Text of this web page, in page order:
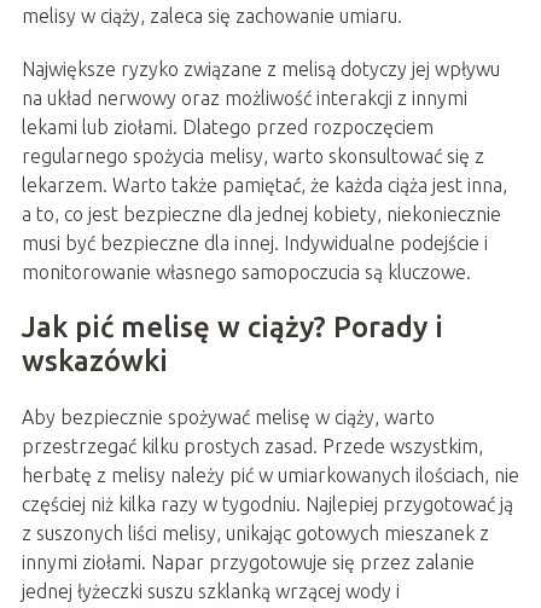
melisy w ciąży, zaleca się zachowanie umiaru.
Największe ryzyko związane z melisą dotyczy jej wpływu
na układ nerwowy oraz możliwość interakcji z innymi
lekami lub ziołami. Dlatego przed rozpoczęciem
regularnego spożycia melisy, warto skonsultować się z
lekarzem. Warto także pamiętać, że każda ciąża jest inna,
a to, co jest bezpieczne dla jednej kobiety, niekoniecznie
musi być bezpieczne dla innej. Indywidualne podejście i
monitorowanie własnego samopoczucia są kluczowe.
Jak pić melisę w ciąży? Porady i
wskazówki
Aby bezpiecznie spożywać melisę w ciąży, warto
przestrzegać kilku prostych zasad. Przede wszystkim,
herbatę z melisy należy pić w umiarkowanych ilościach, nie
częściej niż kilka razy w tygodniu. Najlepiej przygotować ją
z suszonych liści melisy, unikając gotowych mieszanek z
innymi ziołami. Napar przygotowuje się przez zalanie
jednej łyżeczki suszu szklanką wrzącej wody i